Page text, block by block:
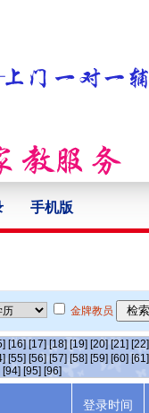
手机版
金牌教员
[16] [17] [18] [19] [20] [21] [22]
[55] [56] [57] [58] [59] [60] [61]
[94] [95] [96]
登录时间